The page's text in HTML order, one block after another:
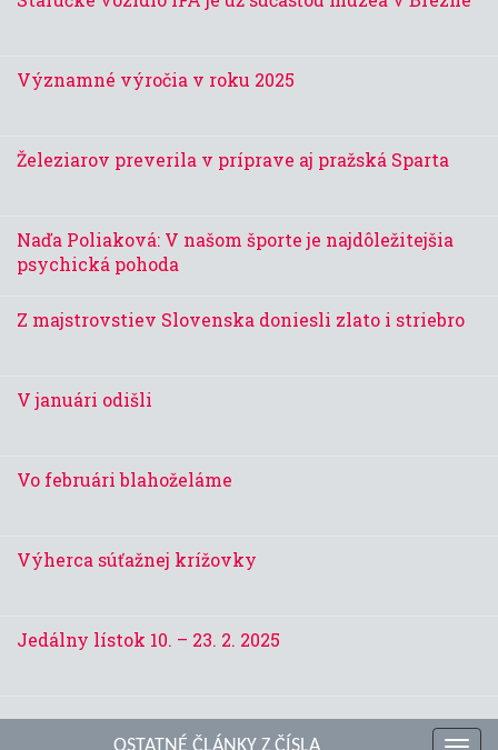
Významné výročia v roku 2025
Železiarov preverila v príprave aj pražská Sparta
Naďa Poliaková: V našom športe je najdôležitejšia
psychická pohoda
Z majstrovstiev Slovenska doniesli zlato i striebro
V januári odišli
Vo februári blahoželáme
Výherca súťažnej krížovky
Jedálny lístok 10. – 23. 2. 2025